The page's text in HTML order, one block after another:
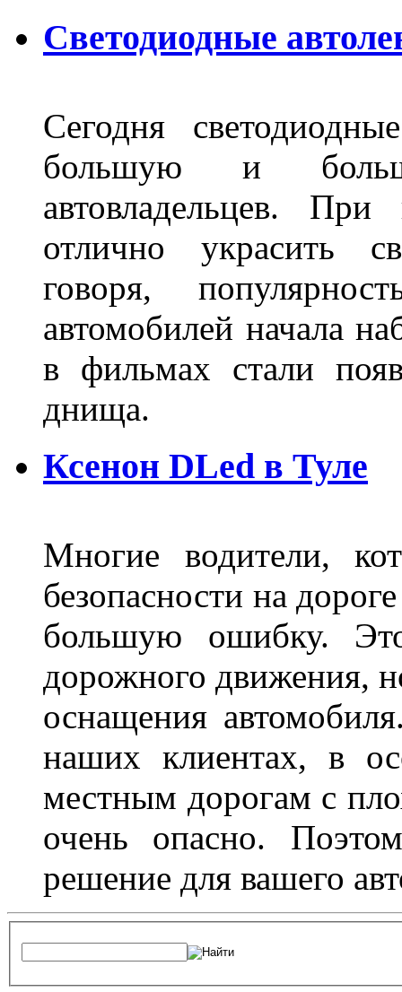
Светодиодные
Сегодня
большую и
автовладельцев.
отлично украсить
говоря,
автомобилей начала
в фильмах стали
днища.
Ксенон DLed в Туле
Многие водители,
безопасности на
большую ошибку.
дорожного движения,
оснащения
наших клиентах, в
местным дорогам с
очень опасно.
решение для вашего